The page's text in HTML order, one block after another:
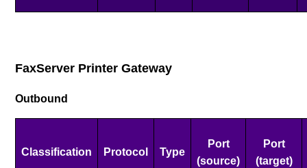
FaxServer Printer Gateway
Outbound
Classification Protocol Type
Port
(source)
Port
(target)